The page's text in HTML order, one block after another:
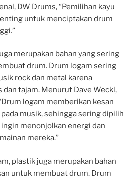
DW Drums, “Pemilihan kayu
untuk menciptakan drum
merupakan bahan yang sering
drum. Drum logam sering
rock dan metal karena
dan tajam. Menurut Dave Weckl,
logam memberikan kesan
musik, sehingga sering dipilih
menonjolkan energi dan
mereka.”
plastik juga merupakan bahan
untuk membuat drum. Drum